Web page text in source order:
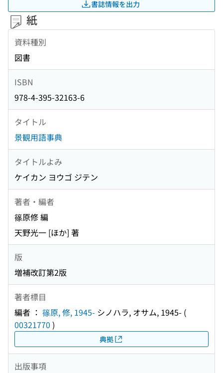
書誌情報を出力
紙
資料種別
図書
ISBN
978-4-395-32163-6
タイトル
景観用語事典
タイトルよみ
ケイカン ヨウゴ ジテン
著者・編者
篠原修 編
天野光一 [ほか] 著
版
増補改訂第2版
著者標目
編者 ： 篠原, 修, 1945- シノハラ, オサム, 1945- (
00321770 )
典拠
出版事項